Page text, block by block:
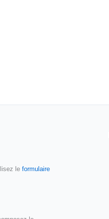
le formulaire